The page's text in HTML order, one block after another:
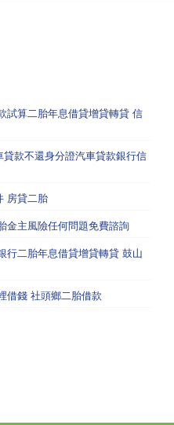
試算二胎年息借貸增貸轉貸 信
款不還身分證汽車貸款銀行信
房貸二胎
金主風險任何問題免費諮詢
行二胎年息借貸增貸轉貸 鼓山
借錢 社頭鄉二胎借款